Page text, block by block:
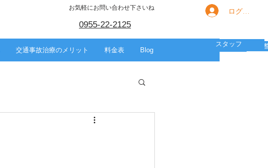
お気軽にお問い合わせ下さいね
0955-22-2125
ログイン
交通事故治療のメリット 料金表 Blog
スポーツ
美容整体
箇所別の痛み
HOME
スタッフ